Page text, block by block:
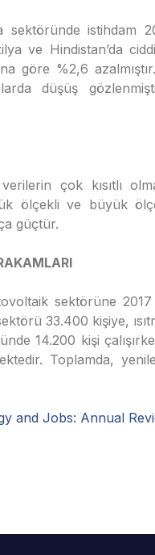
sektöründe istihdam
ve Hindistan’da
göre %2,6
düşüş
çok kısıtlı
ölçekli ve büyük
güçtür.
sektörüne
33.400 kişiye,
14.200 kişi
Toplamda,
and Jobs: Annual